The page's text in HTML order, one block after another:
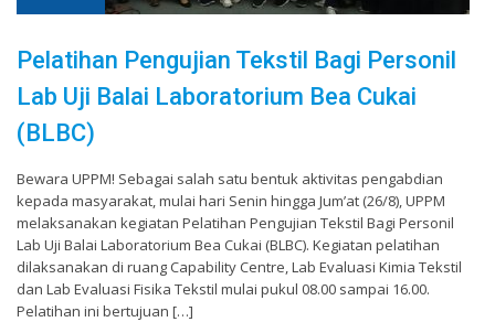
Pelatihan Pengujian Tekstil Bagi Personil
Lab Uji Balai Laboratorium Bea Cukai
(BLBC)
Bewara UPPM! Sebagai salah satu bentuk aktivitas pengabdian
kepada masyarakat, mulai hari Senin hingga Jum’at (26/8), UPPM
melaksanakan kegiatan Pelatihan Pengujian Tekstil Bagi Personil
Lab Uji Balai Laboratorium Bea Cukai (BLBC). Kegiatan pelatihan
dilaksanakan di ruang Capability Centre, Lab Evaluasi Kimia Tekstil
dan Lab Evaluasi Fisika Tekstil mulai pukul 08.00 sampai 16.00.
Pelatihan ini bertujuan […]